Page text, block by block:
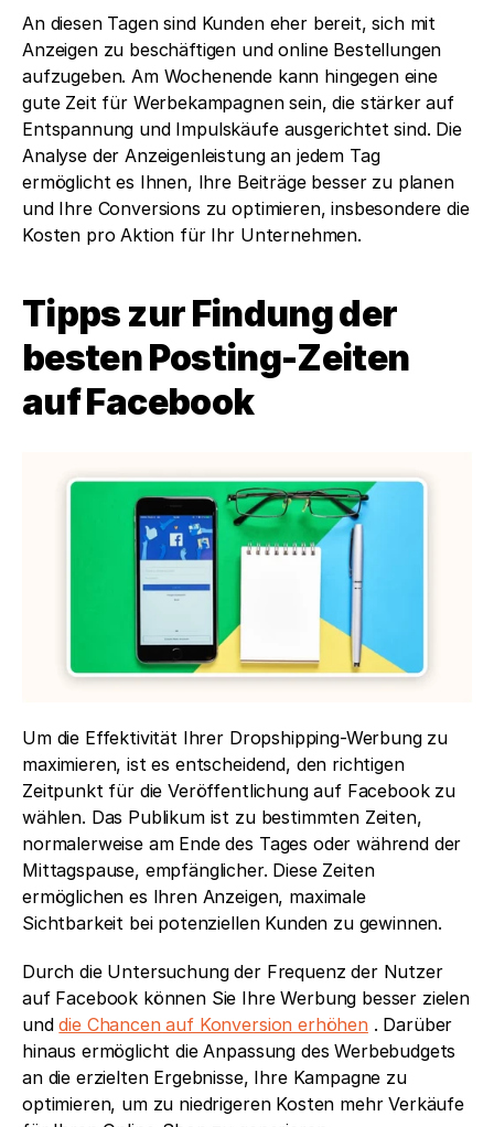
An diesen Tagen sind Kunden eher bereit, sich mit
Anzeigen zu beschäftigen und online Bestellungen
aufzugeben. Am Wochenende kann hingegen eine
gute Zeit für Werbekampagnen sein, die stärker auf
Entspannung und Impulskäufe ausgerichtet sind. Die
Analyse der Anzeigenleistung an jedem Tag
ermöglicht es Ihnen, Ihre Beiträge besser zu planen
und Ihre Conversions zu optimieren, insbesondere die
Kosten pro Aktion für Ihr Unternehmen.
Tipps zur Findung der
besten Posting-Zeiten
auf Facebook
Um die Effektivität Ihrer Dropshipping-Werbung zu
maximieren, ist es entscheidend, den richtigen
Zeitpunkt für die Veröffentlichung auf Facebook zu
wählen. Das Publikum ist zu bestimmten Zeiten,
normalerweise am Ende des Tages oder während der
Mittagspause, empfänglicher. Diese Zeiten
ermöglichen es Ihren Anzeigen, maximale
Sichtbarkeit bei potenziellen Kunden zu gewinnen.
Durch die Untersuchung der Frequenz der Nutzer
auf Facebook können Sie Ihre Werbung besser zielen
und die Chancen auf Konversion erhöhen . Darüber
hinaus ermöglicht die Anpassung des Werbebudgets
an die erzielten Ergebnisse, Ihre Kampagne zu
optimieren, um zu niedrigeren Kosten mehr Verkäufe